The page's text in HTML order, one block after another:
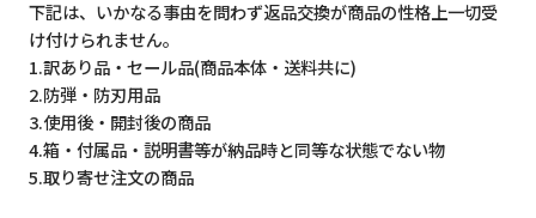
下記は、いかなる事由を問わず返品交換が商品の性格上一切受
け付けられません。
1.訳あり品・セール品(商品本体・送料共に)
2.防弾・防刃用品
3.使用後・開封後の商品
4.箱・付属品・説明書等が納品時と同等な状態でない物
5.取り寄せ注文の商品